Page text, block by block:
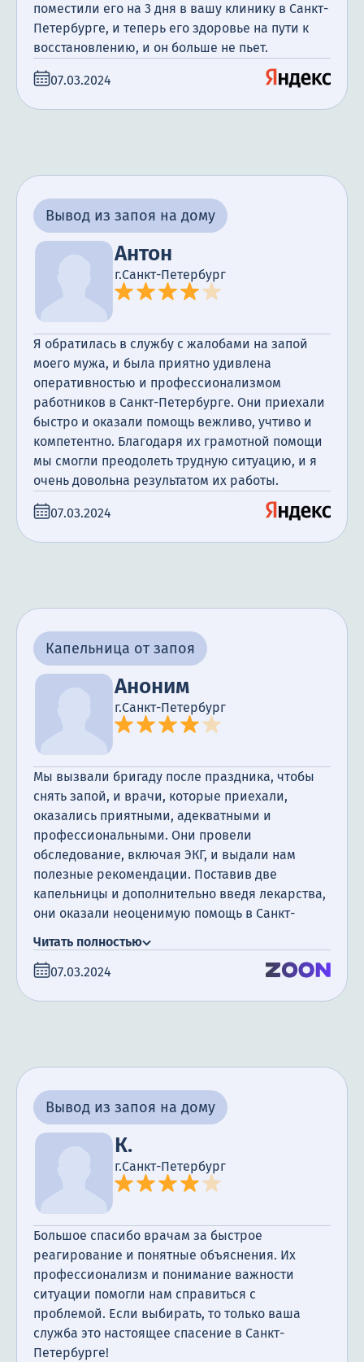
поместили его на 3 дня в вашу клинику в Санкт-
Петербурге, и теперь его здоровье на пути к
восстановлению, и он больше не пьет.
07.03.2024
Вывод из запоя на дому
Антон
г.Санкт-Петербург
Я обратилась в службу с жалобами на запой
моего мужа, и была приятно удивлена
оперативностью и профессионализмом
работников в Санкт-Петербурге. Они приехали
быстро и оказали помощь вежливо, учтиво и
компетентно. Благодаря их грамотной помощи
мы смогли преодолеть трудную ситуацию, и я
очень довольна результатом их работы.
07.03.2024
Капельница от запоя
Аноним
г.Санкт-Петербург
Мы вызвали бригаду после праздника, чтобы
снять запой, и врачи, которые приехали,
оказались приятными, адекватными и
профессиональными. Они провели
обследование, включая ЭКГ, и выдали нам
полезные рекомендации. Поставив две
капельницы и дополнительно введя лекарства,
они оказали неоценимую помощь в Санкт-
Читать полностью
07.03.2024
Вывод из запоя на дому
К.
г.Санкт-Петербург
Большое спасибо врачам за быстрое
реагирование и понятные объяснения. Их
профессионализм и понимание важности
ситуации помогли нам справиться с
проблемой. Если выбирать, то только ваша
служба это настоящее спасение в Санкт-
Петербурге!